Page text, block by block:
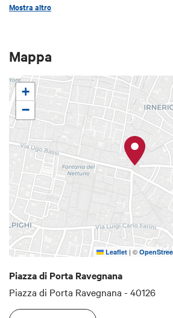
Nel corso dei secoli la piazza è
principalmente uno snodo da
varie arterie del centro, tra cui
San Vitale,Strada Maggioree
Mostra altro
Mappa
+
−
Leaflet | ©
Piazza di Porta Ravegnana
Piazza di Porta Ravegnana - 40126